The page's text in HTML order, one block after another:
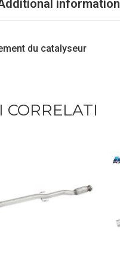
information
du catalyseur
CORRELATI